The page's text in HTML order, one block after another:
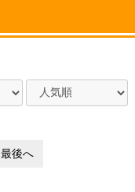
最後へ